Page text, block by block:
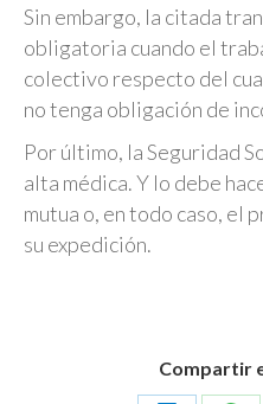
Sin embargo, la citada
obligatoria cuando el
colectivo respecto del
no tenga obligación de
Por último, la Seguridad
alta médica. Y lo debe
mutua o, en todo caso, el
su expedición.
Compartir